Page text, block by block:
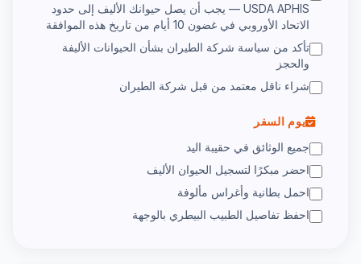
USDA APHIS — يجب أن يصل حيوانك الأليف إلى حدود
الاتحاد الأوروبي في غضون 10 أيام من تاريخ هذه الموافقة
تأكد من سياسة شركة الطيران بشأن الحيوانات الأليفة
والحجز
شراء ناقل معتمد من قبل شركة الطيران
يوم السفر
جميع الوثائق في حقيبة اليد
احضر مبكرًا لتسجيل الحيوان الأليف
احمل بطانية وأغراس مألوفة
احفظ تفاصيل الطبيب البيطري بالوجهة